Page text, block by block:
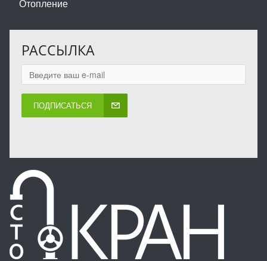
Отопление
РАССЫЛКА
ПОДПИСАТЬСЯ